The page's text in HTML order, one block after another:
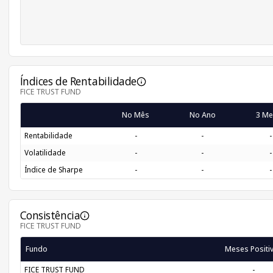
Índices de Rentabilidade
FICE TRUST FUND
No Mês No Ano 3
Rentabilidade - - -
Volatilidade - - -
Índice de Sharpe - - -
Consistência
FICE TRUST FUND
Fundo Meses
FICE TRUST FUND -